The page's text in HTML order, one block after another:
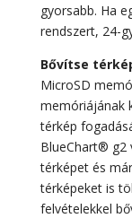
gyorsabb. Ha
rendszert, 24-
Bővítse
MicroSD
memóriájának
térkép
BlueChart® g2
térképet és
térképeket is
felvételekkel